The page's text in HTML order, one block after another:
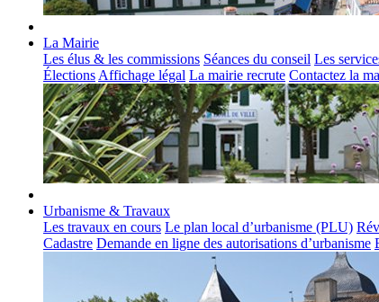
La Mairie
Les élus & les commissions Séances du conseil Les
Élections Affichage légal La mairie recrute Contactez la
Urbanisme & Travaux
Les travaux en cours Le plan local d’urbanisme (PLU)
Cadastre Demande en ligne des autorisations d’urbanisme